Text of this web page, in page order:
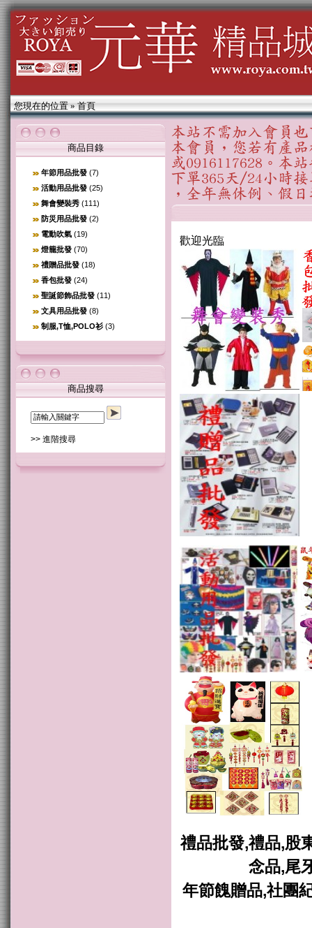
您現在的位置»首頁
商品目錄
年節用品批發 (7)
活動用品批發 (25)
舞會變裝秀 (111)
防災用品批發 (2)
電動吹氣 (19)
燈籠批發 (70)
禮贈品批發 (18)
香包批發 (24)
聖誕節飾品批發 (11)
文具用品批發 (8)
制服,T恤,POLO衫 (3)
商品搜尋
>> 進階搜尋
歡迎光臨
禮品批發,禮品,股
念品,尾
年節餽贈品,社團